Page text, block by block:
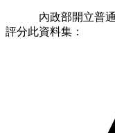
內政部開立普
評分此資料集：